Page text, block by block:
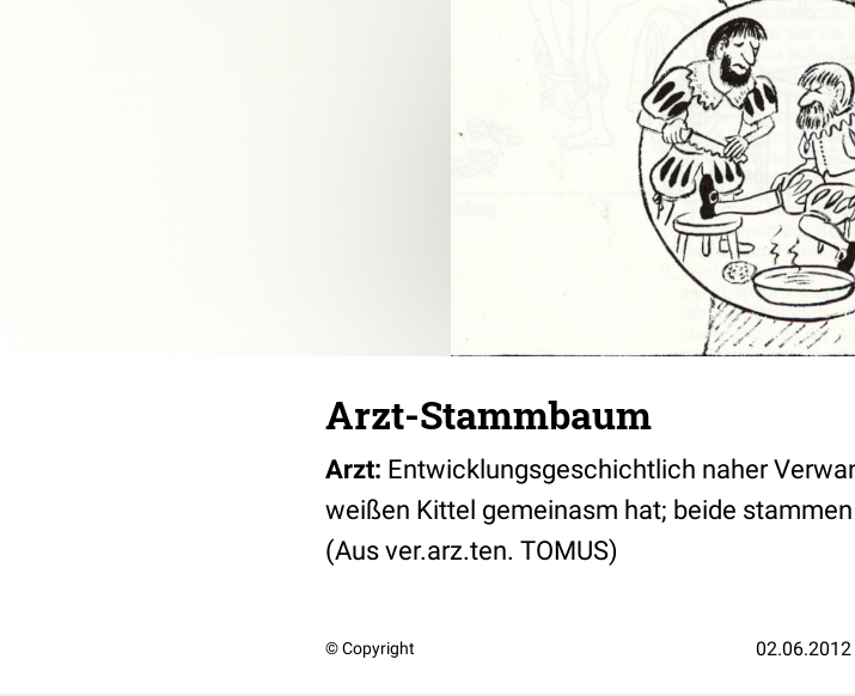
Arzt-Stammbaum
Arzt: Entwicklungsgeschichtlich naher
weißen Kittel gemeinasm hat; beide
(Aus ver.arz.ten. TOMUS)
© Copyright 02.06.2012